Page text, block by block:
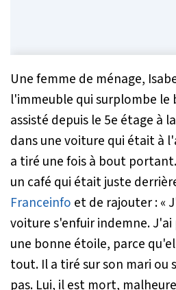
Une femme de ménage,
l'immeuble qui surplombe le
assisté depuis le 5e étage à
dans une voiture qui était à
a tiré une fois à bout
un café qui était juste
Franceinfo et de rajouter : «
voiture s'enfuir indemne.
une bonne étoile, parce
tout. Il a tiré sur son mari ou
pas. Lui, il est mort,